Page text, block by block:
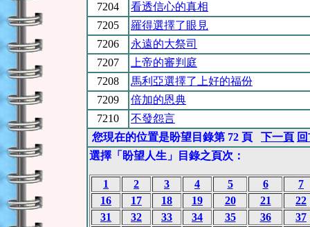
7204
看透信心的真相
7205
羅得選擇了眼見
7206
永遠的大祭司
7207
上帝的審判庭
7208
馬利亞選擇了上好的福份
7209
倍加的恩典
7210
不發怨言
您現在的位置是盼望目錄第 72 頁
下一頁
選擇「盼望人生」目錄之頁次：
1 2 3 4 5 6
7
16
17 18 19 20 21
22
31
32 33 34 35 36
37